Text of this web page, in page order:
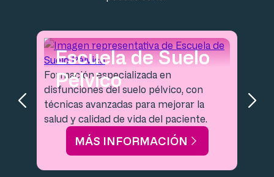
Escuela de Suelo
Pélvico
Formación especializada en
disfunciones del suelo pélvico, con
técnicas avanzadas para mejorar la
salud y calidad de vida del paciente.
MÁS INFORMACIÓN